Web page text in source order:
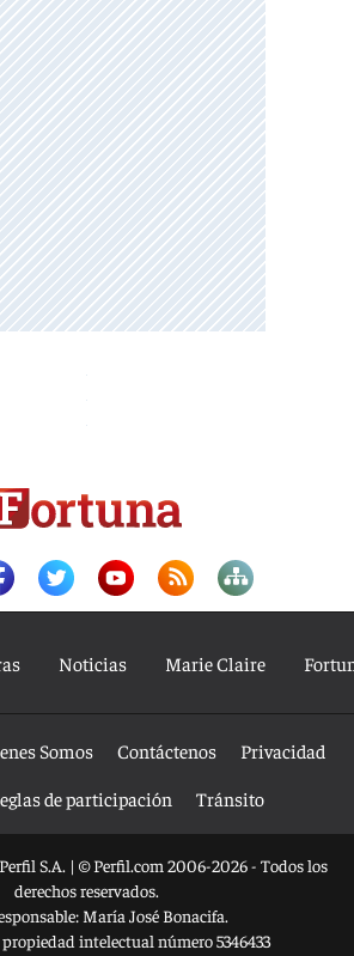
Noticias Marie Claire
Somos Contáctenos
Privacidad
de participación Tránsito
S.A. | © Perfil.com 2006-2026 - Todos los
derechos reservados.
María José Bonacifa.
intelectual número 5346433